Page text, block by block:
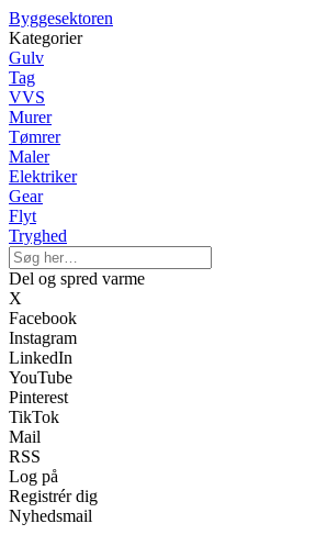
Byggesektoren
Kategorier
Gulv
Tag
VVS
Murer
Tømrer
Maler
Elektriker
Gear
Flyt
Tryghed
Del og spred varme
X
Facebook
Instagram
LinkedIn
YouTube
Pinterest
TikTok
Mail
RSS
Log på
Registrér dig
Nyhedsmail